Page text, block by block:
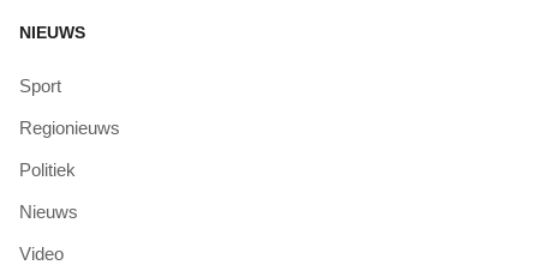
NIEUWS
Sport
Regionieuws
Politiek
Nieuws
Video